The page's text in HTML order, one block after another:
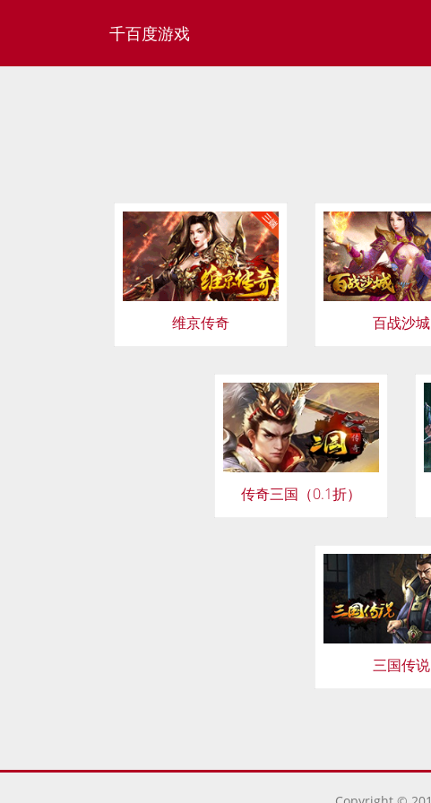
千百度游戏
维京传奇 百战沙城
传奇三国（0.1折）
三国传说